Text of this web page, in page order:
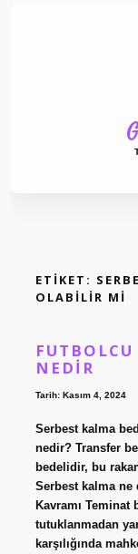
ETIKET:
OLABILIR MI
NEDIR
Tarih: Kasım 4, 2024
Serbest kalma
nedir? Transfer
bedelidir, bu
Serbest kalma ne
Kavramı Teminat
tutuklanmadan
karşılığında